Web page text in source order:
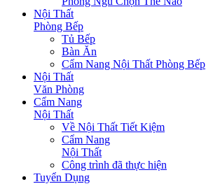
Nội Thất
Phòng Bếp
Tủ Bếp
Bàn Ăn
Cẩm Nang Nội Thất Phòng Bếp
Nội Thất
Văn Phòng
Cẩm Nang
Nội Thất
Về Nội Thất Tiết Kiệm
Cẩm Nang
Nội Thất
Công trình đã thực hiện
Tuyển Dụng